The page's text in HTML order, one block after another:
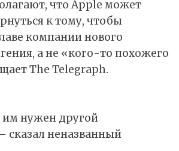
что Apple может
к тому, чтобы
компании нового
а не «кого-то похожего
The Telegraph.
нужен другой
сказал неназванный